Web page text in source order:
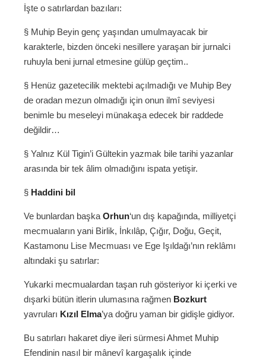
İşte o satırlardan bazıları:
§ Muhip Beyin genç yaşından umulmayacak bir
karakterle, bizden önceki nesillere yaraşan bir jurnalci
ruhuyla beni jurnal etmesine gülüp geçtim..
§ Henüz gazetecilik mektebi açılmadığı ve Muhip Bey
de oradan mezun olmadığı için onun ilmî seviyesi
benimle bu meseleyi münakaşa edecek bir raddede
değildir…
§ Yalnız Kül Tigin’i Gültekin yazmak bile tarihi yazanlar
arasında bir tek âlim olmadığını ispata yetişir.
§ Haddini bil
Ve bunlardan başka Orhun‘un dış kapağında, milliyetçi
mecmuaların yani Birlik, İnkılâp, Çığır, Doğu, Geçit,
Kastamonu Lise Mecmuası ve Ege Işıldağı’nın reklâmı
altındaki şu satırlar:
Yukarki mecmualardan taşan ruh gösteriyor ki içerki ve
dışarki bütün itlerin ulumasına rağmen Bozkurt
yavruları Kızıl Elma’ya doğru yaman bir gidişle gidiyor.
Bu satırları hakaret diye ileri sürmesi Ahmet Muhip
Efendinin nasıl bir mânevî kargaşalık içinde